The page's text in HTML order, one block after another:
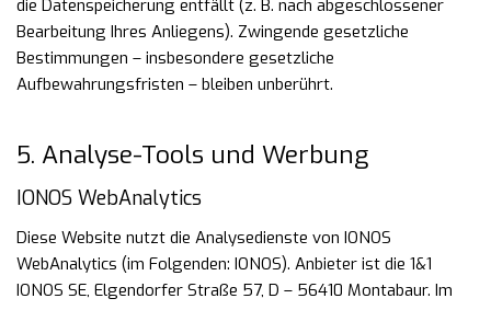
die Datenspeicherung entfällt (z. B. nach abgeschlossener
Bearbeitung Ihres Anliegens). Zwingende gesetzliche
Bestimmungen – insbesondere gesetzliche
Aufbewahrungsfristen – bleiben unberührt.
5. Analyse-Tools und Werbung
IONOS WebAnalytics
Diese Website nutzt die Analysedienste von IONOS
WebAnalytics (im Folgenden: IONOS). Anbieter ist die 1&1
IONOS SE, Elgendorfer Straße 57, D – 56410 Montabaur. Im